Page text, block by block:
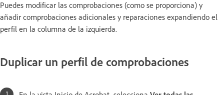
Puedes modificar las comprobaciones (como se proporciona) y
añadir comprobaciones adicionales y reparaciones expandiendo el
perfil en la columna de la izquierda.
Duplicar un perfil de comprobaciones